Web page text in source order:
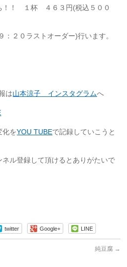
！！ １杯 ４６３円(税込５００
：２０ラストオーダー)行います。
は山本涼子 インスタグラムへ
化をYOU TUBEで記録していこうと
ネル登録して頂けるとありがたいで
twitter Google+ LINE
純豆腐 →